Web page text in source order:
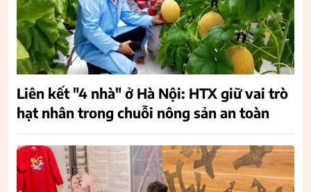
Liên kết "4 nhà" ở Hà Nội: HTX giữ vai trò
hạt nhân trong chuỗi nông sản an toàn